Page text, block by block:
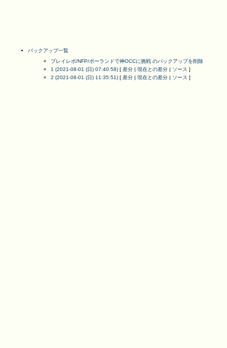
バックアップ一覧
プレイレポ/NFP/ポーランドで神OCCに挑戦 のバックアップを削除
1 (2021-08-01 (日) 07:40:58) [ 差分 | 現在との差分 | ソース ]
2 (2021-08-01 (日) 11:35:51) [ 差分 | 現在との差分 | ソース ]